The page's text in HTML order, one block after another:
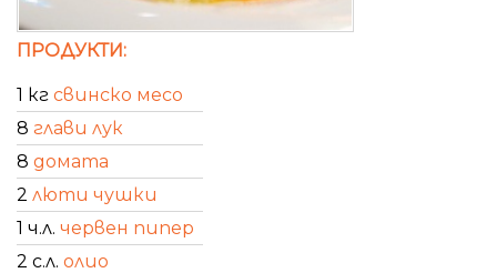
ПРОДУКТИ:
1 кг свинско месо
8 глави лук
8 домата
2 люти чушки
1 ч.л. червен пипер
2 с.л. олио